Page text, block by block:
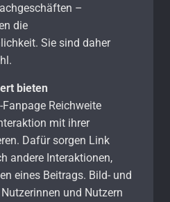
–
die
Sie sind daher
bieten
Reichweite
mit ihrer
Dafür sorgen Link
andere Interaktionen,
eines Beitrags. Bild- und
und Nutzern